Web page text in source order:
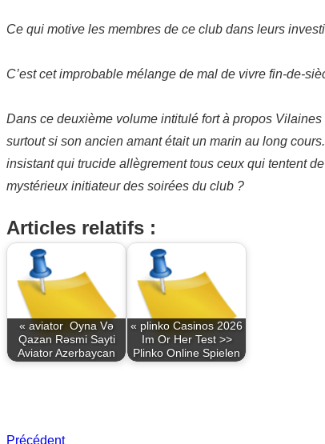
Ce qui motive les membres de ce club dans leurs
C’est cet improbable mélange de mal de vivre fin-de-
Dans ce deuxième volume intitulé fort à propos
surtout si son ancien amant était un marin au long
insistant qui trucide allègrement tous ceux qui tentent
mystérieux initiateur des soirées du club ?
Articles relatifs :
« aviator ️ Oyna Və
Qazan Rəsmi Sayti
Aviator Azerbaycan
« plinko Casinos 2026
Im Or Her Test >>
Plinko Online Spielen
Précédent